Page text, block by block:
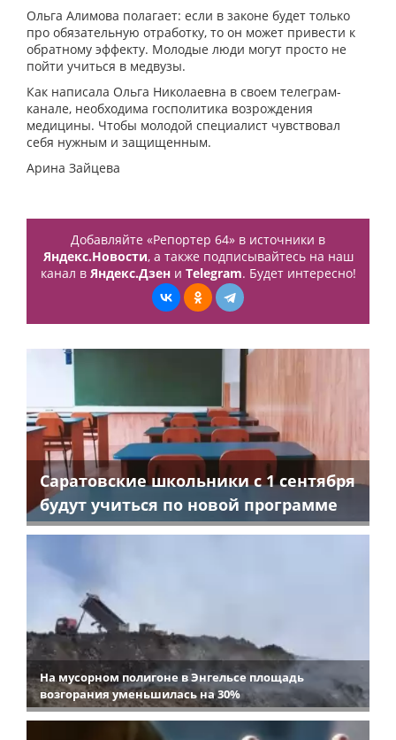
Ольга Алимова полагает: если в законе будет только
про обязательную отработку, то он может привести к
обратному эффекту. Молодые люди могут просто не
пойти учиться в медвузы.
Как написала Ольга Николаевна в своем телеграм-
канале, необходима госполитика возрождения
медицины. Чтобы молодой специалист чувствовал
себя нужным и защищенным.
Арина Зайцева
Добавляйте «Репортер 64» в источники в
Яндекс.Новости, а также подписывайтесь на наш
канал в Яндекс.Дзени Telegram. Будет интересно!
Саратовские школьники с 1 сентября
будут учиться по новой программе
На мусорном полигоне в Энгельсе площадь
возгорания уменьшилась на 30%